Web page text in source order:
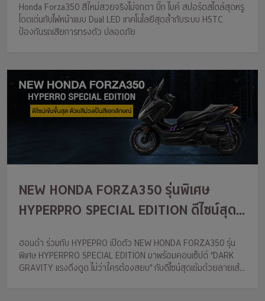
Honda Forza350 สีใหม่สวยจริงไม่จกตา บิ๊ก ไบค์ สปอร์ตสไตล์สุดหรู
โดดเด่นกับไฟหน้าแบบ Dual LED เทคโนโลยีสุดล้ำกับระบบ HSTC
ป้องกันรถเสียการทรงตัว ปลอดภัย
NEW HONDA FORZA350 รุ่นพิเศษ
HYPERPRO SPECIAL EDITION ดีไซน์สุด
ฮอนด้า ร่วมกับ HYPEPRO เปิดตัว NEW HONDA FORZA350 รุ่น
พิเศษ HYPERPRO SPECIAL EDITION มาพร้อมคอนเซ็ปต์ “DARK
GRAVITY แรงดึงดูด ไม่ว่าใครต้องสยบ” กับดีไซน์สุดเข้มด้วยลายเส้น